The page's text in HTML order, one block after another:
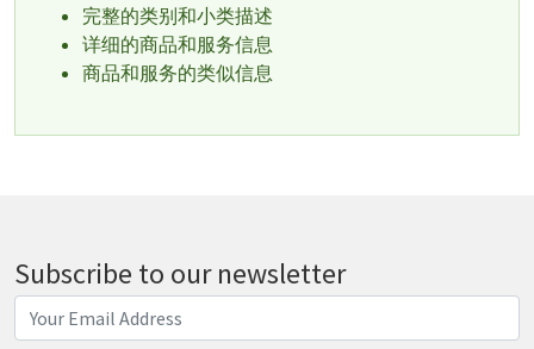
完整的类别和小类描述
详细的商品和服务信息
商品和服务的类似信息
Subscribe to our newsletter